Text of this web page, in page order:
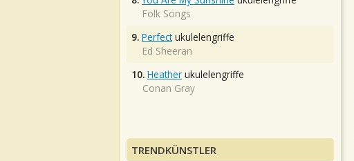
Folk Songs
9. Perfectukulelengriffe
Ed Sheeran
10. Heather ukulelengriffe
Conan Gray
TRENDKÜNSTLER